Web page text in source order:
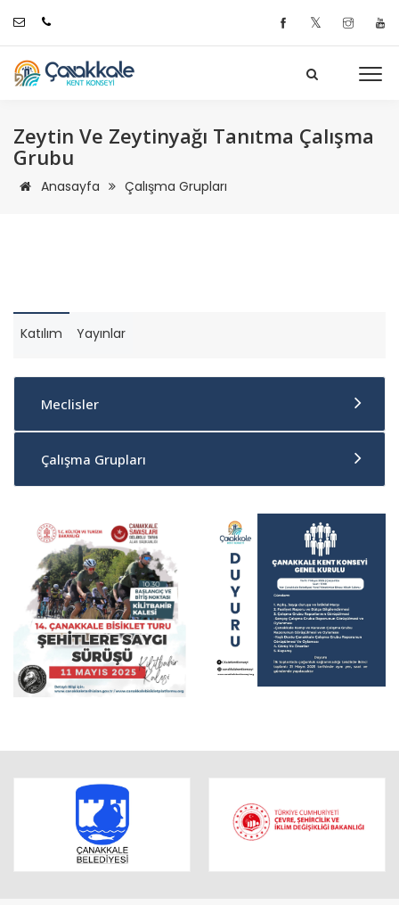
𝕏
Zeytin Ve Zeytinyağı Tanıtma Çalışma
Grubu
Anasayfa Çalışma Grupları
Katılım Yayınlar
Meclisler
Çalışma Grupları